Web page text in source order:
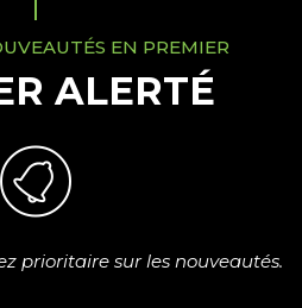
EN PREMIER
ALERTÉ
prioritaire sur les nouveautés.